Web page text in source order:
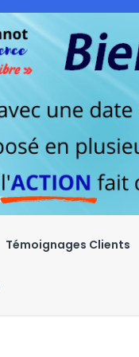
Témoignages Clients